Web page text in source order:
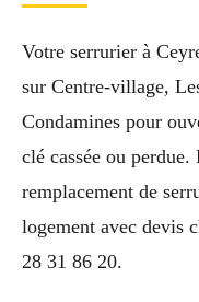
Votre serrurier à
sur Centre-village,
Condamines pour
clé cassée ou
remplacement de
logement avec devis
28 31 86 20.